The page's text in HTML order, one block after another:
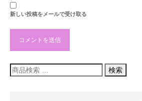
新しい投稿をメールで受け取る
検
索
検索